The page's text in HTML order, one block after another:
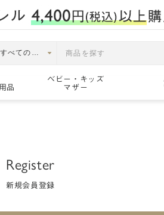
品
ベビー・キッズ
マザー
Register
新規会員登録